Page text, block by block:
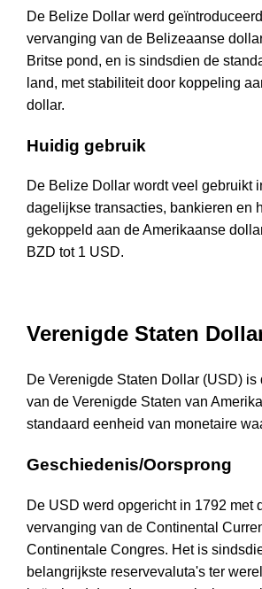
De Belize Dollar werd
vervanging van de Belizeaanse
Britse pond, en is sindsdien de
land, met stabiliteit door koppeling
dollar.
Huidig gebruik
De Belize Dollar wordt veel gebruikt
dagelijkse transacties, bankieren en
gekoppeld aan de Amerikaanse
BZD tot 1 USD.
Verenigde Staten
De Verenigde Staten Dollar (USD) is
van de Verenigde Staten van
standaard eenheid van monetaire
Geschiedenis/Oorsprong
De USD werd opgericht in 1792 met
vervanging van de Continental
Continentale Congres. Het is
belangrijkste reservevaluta's ter